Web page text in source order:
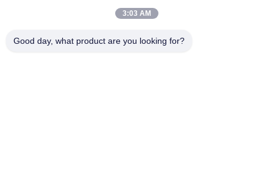
Προϊόντα
Βίντεο
Περίπου Εμείς
3:03 AM
Good day, what product are you looking for?